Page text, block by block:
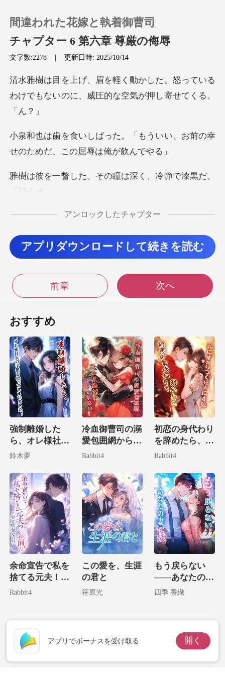
0
チャージ
閲覧履歴
検索
間違われた花嫁と執着御曹司
チャプター 6 第六章 尊厳の侮辱
文字数:2278 |更新日時: 2025/10/14
た。怒っている
わけでもないのに、威
「もういい。お前の幸
せのため
。その瞳は深く、冷
のために何
和也は
と」彼女は和也
「あのさ、由佳。君のお母さんの心臓移植の件、
俺も頑張
と、彼女の心はぎ
アンロックしたチャプター
アプリダウンロードして続きを読む
前章 次へ
おすすめ
強制離婚した
ら、オレ様社長
の子供を拾って
鈴木夢
冷血御曹司の溺
愛包囲網からは
絶対に逃げられ
Rabbit4
初恋の身代わり
を辞めたら、私
にすがりつく狂
Rabbit4
余命宣告で私を
捨てる元夫！？
実は病気なのは
Rabbit4
この愛を、生涯
の君と
笹原光
もう戻らない
――あなたの妻
には
四季 香織
アプリでボーナスを受け取る 開く